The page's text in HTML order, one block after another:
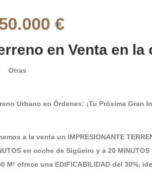
€
en Venta en la
Otras
Urbano en Órdenes: ¡Tu Próxima Gran
a la venta un IMPRESIONANTE
en coche de Sigüeiro y a 20
M² ofrece una EDIFICABILIDAD del 30%,